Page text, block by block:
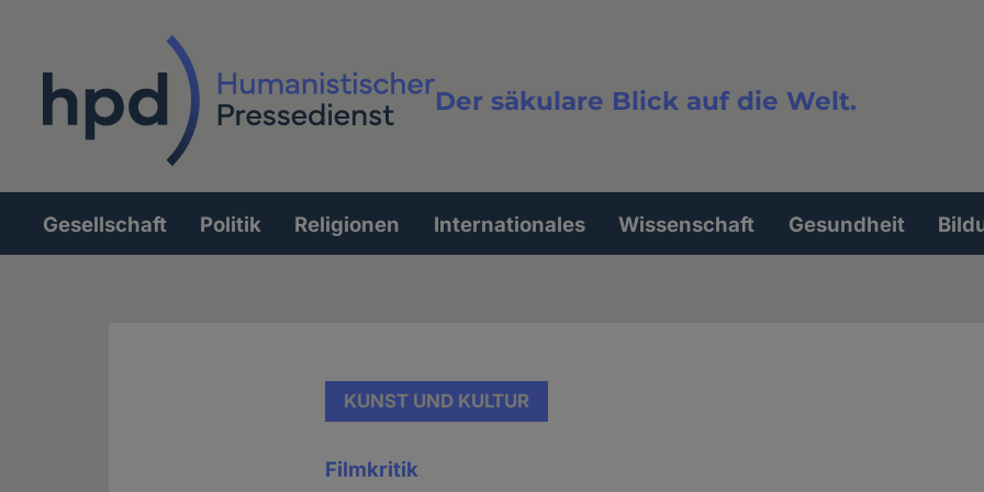
Der säkulare Blick auf die Welt.
Volltextsuche
Hauptnavigation
Gesellschaft Politik Religionen Internationales Wissenschaft Gesundheit
KUNST UND KULTUR
Filmkritik